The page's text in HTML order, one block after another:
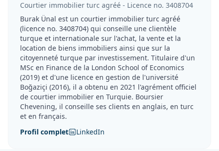
Courtier immobilier turc agréé - Licence no. 3408704
Burak Ünal est un courtier immobilier turc agréé
(licence no. 3408704) qui conseille une clientèle
turque et internationale sur l'achat, la vente et la
location de biens immobiliers ainsi que sur la
citoyenneté turque par investissement. Titulaire d'un
MSc en Finance de la London School of Economics
(2019) et d'une licence en gestion de l'université
Boğaziçi (2016), il a obtenu en 2021 l'agrément officiel
de courtier immobilier en Turquie. Boursier
Chevening, il conseille ses clients en anglais, en turc
et en français.
Profil complet
LinkedIn